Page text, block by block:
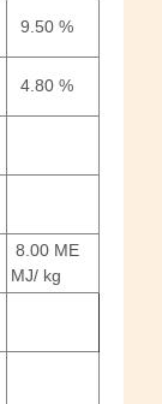
9.50 %
4.80 %
8.00 ME
MJ/ kg